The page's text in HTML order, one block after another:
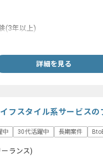
(3年以上)
詳細を見る
イフスタイル系サービス
中 30代活躍中 長期案件
ランス)